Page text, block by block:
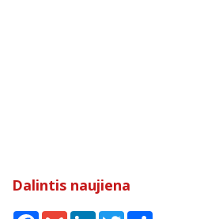
Dalintis naujiena